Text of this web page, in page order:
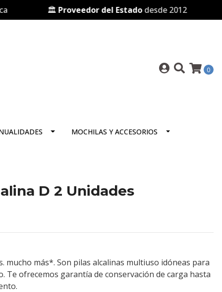
Proveedor del Estadodesde 2012
0
MOCHILAS Y ACCESORIOS
D 2 Unidades
mucho más*. Son pilas alcalinas multiuso idóneas para
Te ofrecemos garantía de conservación de carga hasta